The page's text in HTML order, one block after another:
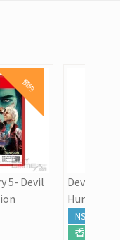
預約
5- Devil
Devil May
Hunter
NS2
香港版